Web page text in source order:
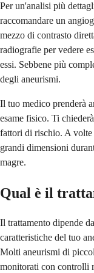
Per un'analisi più
raccomandare un
mezzo di contrasto
radiografie per vedere
essi. Sebbene più
degli aneurismi.
Il tuo medico prenderà
esame fisico. Ti
fattori di rischio. A volte
grandi dimensioni
magre.
Qual è il
Il trattamento dipende
caratteristiche del tuo
Molti aneurismi di
monitorati con controlli